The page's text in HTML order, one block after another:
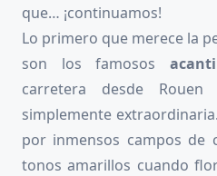
que… ¡continuamos!
Lo primero que merece la
son los famosos
carretera desde
simplemente
por inmensos campos de
tonos amarillos cuando